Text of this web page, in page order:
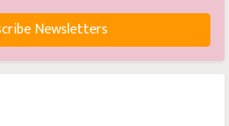
Newsletters